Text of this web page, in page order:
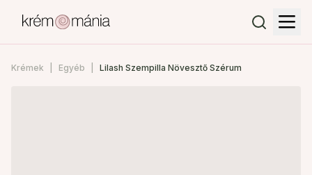
Krémek Egyéb Lilash Szempilla Növesztő Szérum